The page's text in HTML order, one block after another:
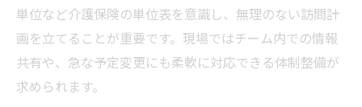
単位など介護保険の単位表を意識し、無理のない訪問計
画を立てることが重要です。現場ではチーム内での情報
共有や、急な予定変更にも柔軟に対応できる体制整備が
求められます。